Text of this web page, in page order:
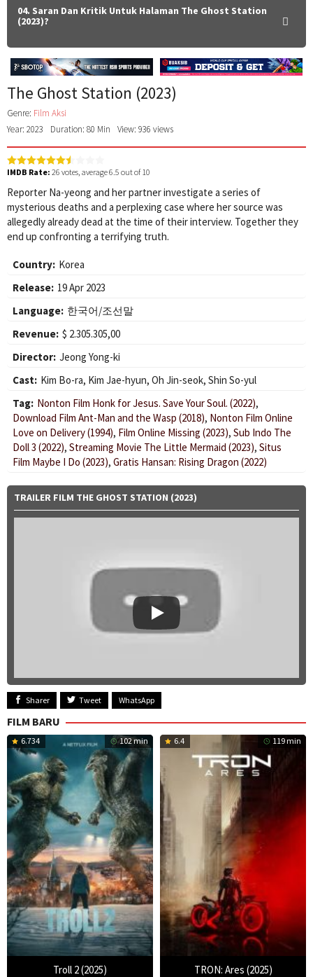
04. Saran Dan Kritik Untuk Halaman The Ghost Station
(2023)?
The Ghost Station (2023)
Genre: Film Aksi
Year: 2023
Duration: 80 Min View: 936 views
IMDB Rate: 26 votes, average6.5 out of 10
Reporter Na-yeong and her partner investigate a series of
mysterious deaths and a perplexing case where her source was
allegedly already dead at the time of their interview. Together they
end up confronting a terrifying truth.
Country: Korea
Release: 19 Apr 2023
Language: 한국어/조선말
Revenue: $ 2.305.305,00
Director: Jeong Yong-ki
Cast: Kim Bo-ra, Kim Jae-hyun, Oh Jin-seok, Shin So-yul
Tag: Nonton Film Honk for Jesus. Save Your Soul. (2022),
Download Film Ant-Man and the Wasp (2018), Nonton Film Online
Love on Delivery (1994), Film Online Missing (2023), Sub Indo The
Doll 3 (2022), Streaming Movie The Little Mermaid (2023), Situs
Film Maybe I Do (2023), Gratis Hansan: Rising Dragon (2022)
TRAILER FILM THE GHOST STATION (2023)
Sharer Tweet WhatsApp
FILM BARU
6.734 102 min
Troll 2 (2025)
6.4 119 min
TRON: Ares (2025)